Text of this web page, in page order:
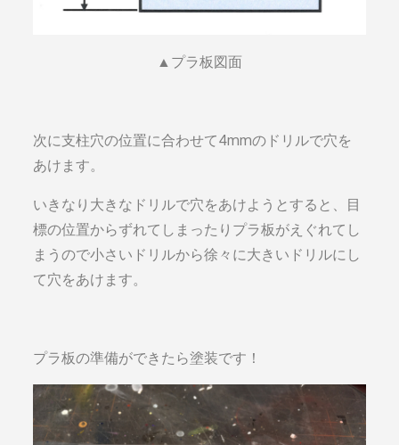
▲プラ板図面
次に支柱穴の位置に合わせて4mmのドリルで穴を
あけます。
いきなり大きなドリルで穴をあけようとすると、目
標の位置からずれてしまったりプラ板がえぐれてし
まうので小さいドリルから徐々に大きいドリルにし
て穴をあけます。
プラ板の準備ができたら塗装です！